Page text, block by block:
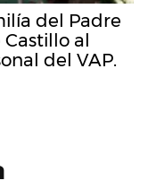
del Padre
Castillo al
del VAP.